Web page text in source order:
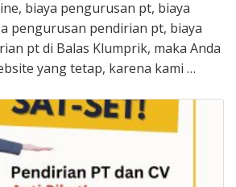
biaya pengurusan pt, biaya
pengurusan pendirian pt, biaya
pt di Balas Klumprik, maka Anda
yang tetap, karena kami …